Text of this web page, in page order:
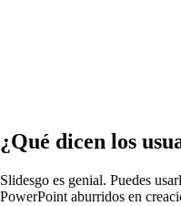
¿Qué dicen los
Slidesgo es genial. Puedes
PowerPoint aburridos en